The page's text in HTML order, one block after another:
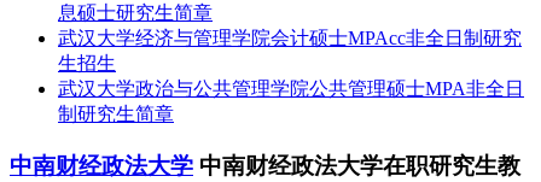
息硕士研究生简章
武汉大学经济与管理学院会计硕士MPAcc非全日制研究
生招生
武汉大学政治与公共管理学院公共管理硕士MPA非全日
制研究生简章
中南财经政法大学 中南财经政法大学在职研究生教